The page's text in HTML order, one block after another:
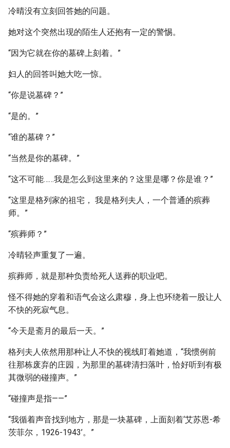
冷晴没有立刻回答她的问题。
她对这个突然出现的陌生人还抱有一定的警惕。
“因为它就在你的墓碑上刻着。”
妇人的回答叫她大吃一惊。
“你是说墓碑？”
“是的。”
“谁的墓碑？”
“当然是你的墓碑。”
“这不可能……我是怎么到这里来的？这里是哪？你是谁？”
“这里是格列家的祖宅， 我是格列夫人，一个普通的殡葬
师。”
“殡葬师？”
冷晴轻声重复了一遍。
殡葬师，就是那种负责给死人送葬的职业吧。
怪不得她的穿着和语气会这么肃穆，身上也环绕着一股让人
不快的死寂气息。
“今天是斋月的最后一天。”
格列夫人依然用那种让人不快的视线盯着她道，“我惯例前
往那栋废弃的庄园，为那里的墓碑清扫落叶，恰好听到有极
其微弱的碰撞声。”
“碰撞声是指——”
“我循着声音找到地方，那是一块墓碑，上面刻着‘艾苏恩-希
茨菲尔，1926-1943’。”